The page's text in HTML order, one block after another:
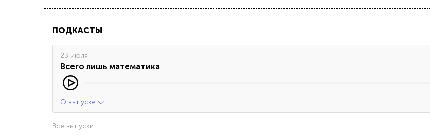
ПОДКАСТЫ
23 июля
Всего лишь математика
О выпуске
Все выпуски